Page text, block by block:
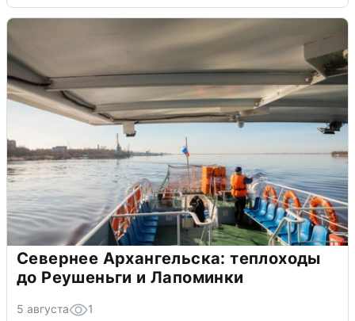
Севернее Архангельска: теплоходы
до Реушеньги и Лапоминки
5 августа 1